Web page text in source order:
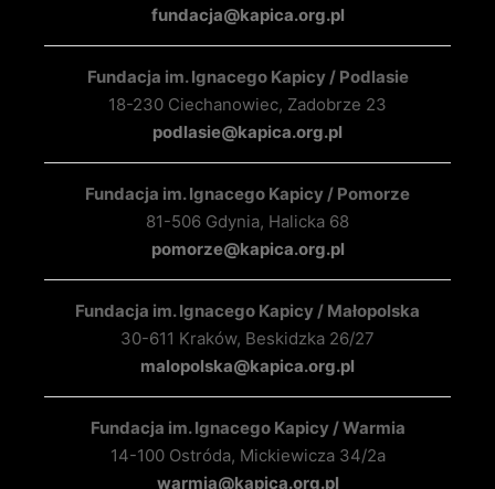
fundacja@kapica.org.pl
Fundacja im. Ignacego Kapicy / Podlasie
18-230 Ciechanowiec, Zadobrze 23
podlasie@kapica.org.pl
Fundacja im. Ignacego Kapicy / Pomorze
81-506 Gdynia, Halicka 68
pomorze@kapica.org.pl
Fundacja im. Ignacego Kapicy / Małopolska
30-611 Kraków, Beskidzka 26/27
malopolska@kapica.org.pl
Fundacja im. Ignacego Kapicy / Warmia
14-100 Ostróda, Mickiewicza 34/2a
warmia@kapica.org.pl